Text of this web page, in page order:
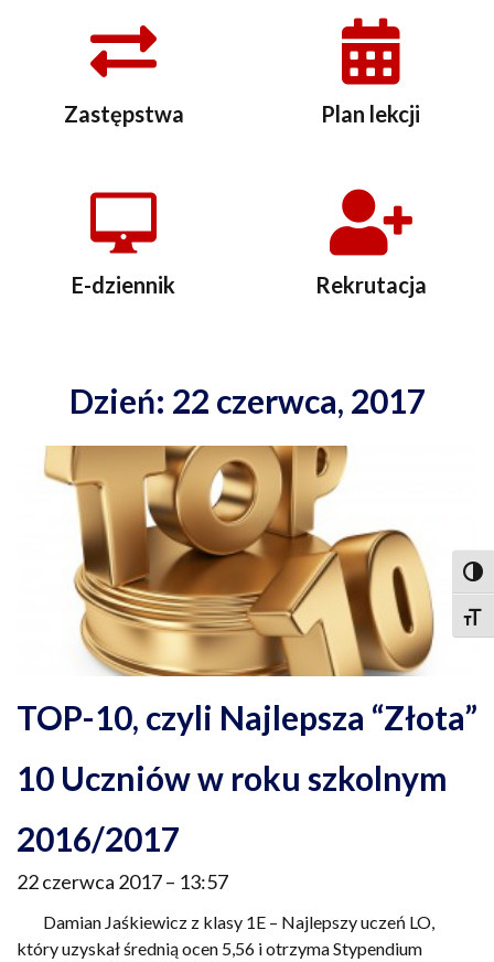
Zastępstwa Plan lekcji
E-dziennik Rekrutacja
Dzień: 22 czerwca, 2017
TOP-10, czyli Najlepsza “Złota”
10 Uczniów w roku szkolnym
2016/2017
22 czerwca 2017 13:57
Damian Jaśkiewicz z klasy 1E – Najlepszy uczeń LO,
który uzyskał średnią ocen 5,56 i otrzyma Stypendium